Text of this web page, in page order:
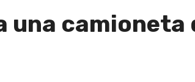
una